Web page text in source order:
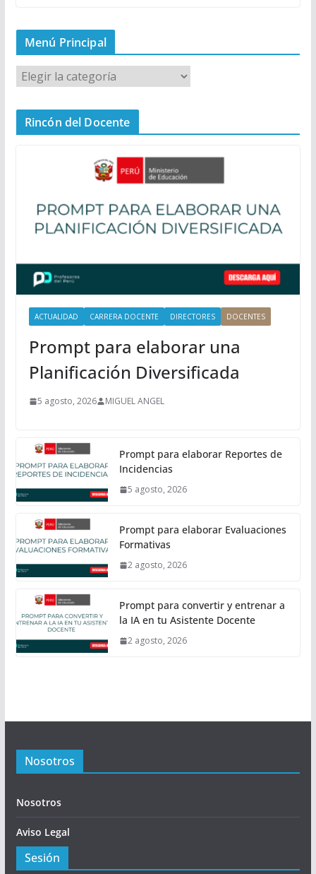
Menú Principal
M
e
n
a
Rincón del Docente
ACTUALIDAD CARRERA DOCENTE DIRECTORES DOCENTES
Prompt para elaborar una
Planificación Diversificada
5 agosto, 2026 MIGUEL ANGEL
Prompt para elaborar Reportes de
Incidencias
5 agosto, 2026
Prompt para elaborar Evaluaciones
Formativas
2 agosto, 2026
Prompt para convertir y entrenar a
la IA en tu Asistente Docente
2 agosto, 2026
Nosotros
Nosotros
Aviso Legal
Sesión